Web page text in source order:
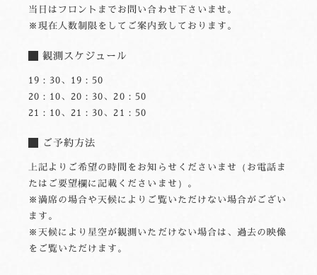
当日はフロントまでお問い合わせ下さいませ。
※現在人数制限をしてご案内致しております。
観測スケジュール
19：30、19：50
20：10、20：30、20：50
21：10、21：30、21：50
ご予約方法
上記よりご希望の時間をお知らせくださいませ（お電話ま
たはご要望欄に記載くださいませ）。
※満席の場合や天候によりご覧いただけない場合がござい
ます。
※天候により星空が観測いただけない場合は、過去の映像
をご覧いただけます。